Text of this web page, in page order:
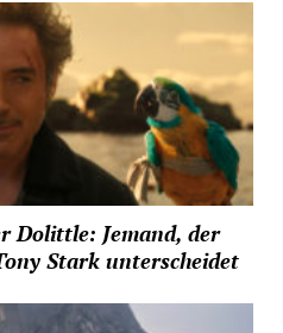
Dolittle: Jemand, der
Stark unterscheidet